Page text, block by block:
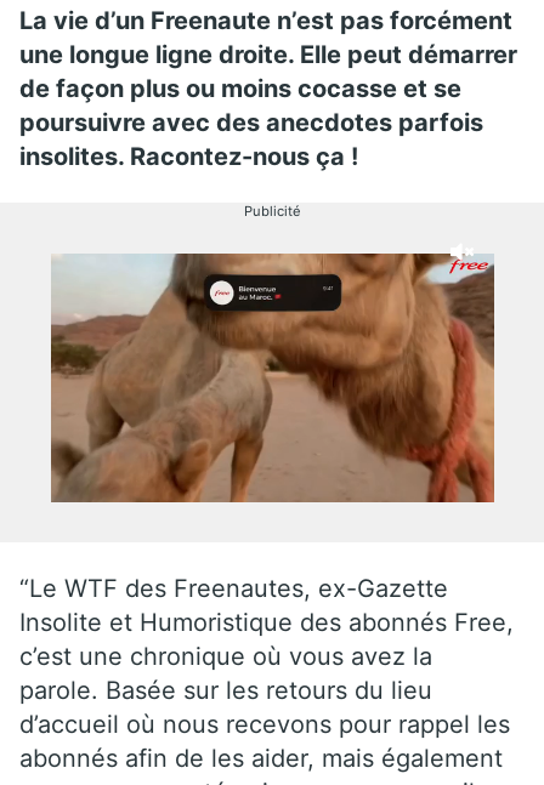
La vie d’un Freenaute n’est pas forcément
une longue ligne droite. Elle peut démarrer
de façon plus ou moins cocasse et se
poursuivre avec des anecdotes parfois
insolites. Racontez-nous ça !
Publicité
“Le WTF des Freenautes, ex-Gazette
Insolite et Humoristique des abonnés Free,
c’est une chronique où vous avez la
parole. Basée sur les retours du lieu
d’accueil où nous recevons pour rappel les
abonnés afin de les aider, mais également